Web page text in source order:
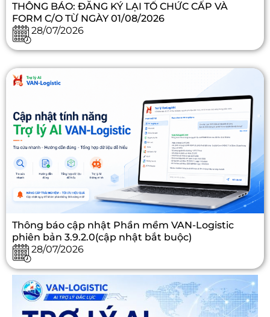
THÔNG BÁO: ĐĂNG KÝ LẠI TỔ CHỨC CẤP VÀ
FORM C/O TỪ NGÀY 01/08/2026
28/07/2026
Thông báo cập nhật Phần mềm VAN-Logistic
phiên bản 3.9.2.0(cập nhật bắt buộc)
28/07/2026